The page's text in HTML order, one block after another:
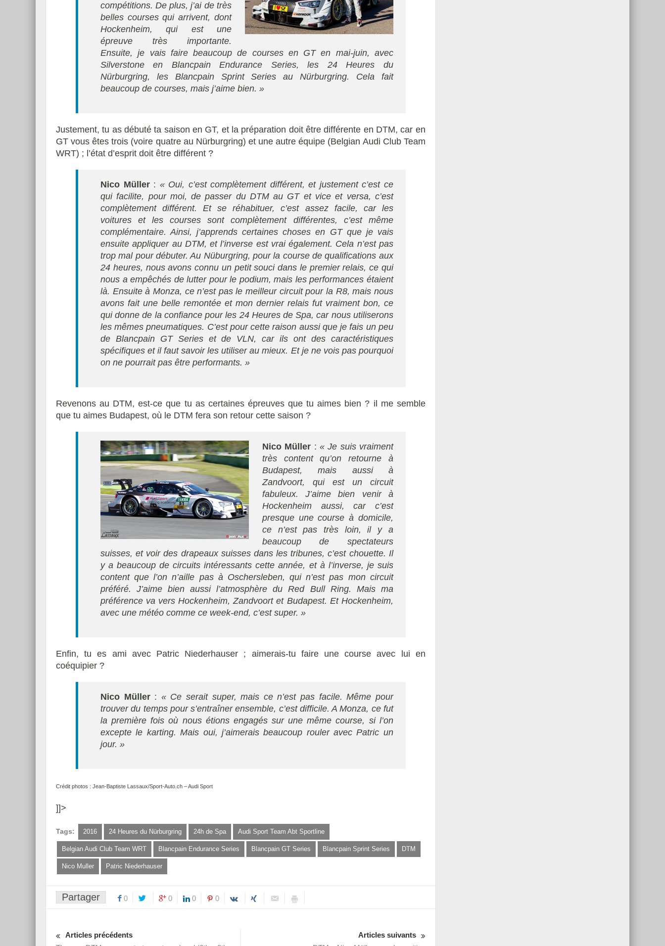
compétitions. De plus, j’ai de très
belles courses qui arrivent, dont
Hockenheim, qui est une
épreuve très importante.
Ensuite, je vais faire beaucoup de courses en GT en mai-juin, avec
Silverstone en Blancpain Endurance Series, les 24 Heures du
Nürburgring, les Blancpain Sprint Series au Nürburgring. Cela fait
beaucoup de courses, mais j’aime bien. »
Justement, tu as débuté ta saison en GT, et la préparation doit être différente en DTM, car en
GT vous êtes trois (voire quatre au Nürburgring) et une autre équipe (Belgian Audi Club Team
WRT) ; l’état d’esprit doit être différent ?
Nico Müller: « Oui, c’est complètement différent, et justement c’est ce
qui facilite, pour moi, de passer du DTM au GT et vice et versa, c’est
complètement différent. Et se réhabituer, c’est assez facile, car les
voitures et les courses sont complètement différentes, c’est même
complémentaire. Ainsi, j’apprends certaines choses en GT que je vais
ensuite appliquer au DTM, et l’inverse est vrai également. Cela n’est pas
trop mal pour débuter. Au Nüburgring, pour la course de qualifications aux
24 heures, nous avons connu un petit souci dans le premier relais, ce qui
nous a empêchés de lutter pour le podium, mais les performances étaient
là. Ensuite à Monza, ce n’est pas le meilleur circuit pour la R8, mais nous
avons fait une belle remontée et mon dernier relais fut vraiment bon, ce
qui donne de la confiance pour les 24 Heures de Spa, car nous utiliserons
les mêmes pneumatiques. C’est pour cette raison aussi que je fais un peu
de Blancpain GT Series et de VLN, car ils ont des caractéristiques
spécifiques et il faut savoir les utiliser au mieux. Et je ne vois pas pourquoi
on ne pourrait pas être performants. »
Revenons au DTM, est-ce que tu as certaines épreuves que tu aimes bien ? il me semble
que tu aimes Budapest, où le DTM fera son retour cette saison ?
Nico Müller : « Je suis vraiment
très content qu’on retourne à
Budapest, mais aussi à
Zandvoort, qui est un circuit
fabuleux. J’aime bien venir à
Hockenheim aussi, car c’est
presque une course à domicile,
ce n’est pas très loin, il y a
beaucoup de spectateurs
suisses, et voir des drapeaux suisses dans les tribunes, c’est chouette. Il
y a beaucoup de circuits intéressants cette année, et à l’inverse, je suis
content que l’on n’aille pas à Oschersleben, qui n’est pas mon circuit
préféré. J’aime bien aussi l’atmosphère du Red Bull Ring. Mais ma
préférence va vers Hockenheim, Zandvoort et Budapest. Et Hockenheim,
avec une météo comme ce week-end, c’est super. »
Enfin,‭ ‬tu es ami avec Patric Niederhauser ; ‬aimerais-tu faire une course avec lui en
coéquipier ‭?
Nico Müller: « Ce serait super, mais ce n’est pas facile.‭ ‬Même pour
trouver du temps pour s’entraîner ensemble, c’est difficile.‭ ‬A Monza,‭ ‬ce fut
la première fois où nous étions engagés sur une même course, si l’on
excepte le karting.‭ ‬Mais oui, j’aimerais beaucoup‭ ‬rouler avec Patric un
jour. »
Crédit photos : Jean-Baptiste Lassaux/Sport-Auto.ch – Audi Sport
]]>
Tags: 2016 24 Heures du Nürburgring 24h de Spa ‭Audi Sport Team Abt Sportline
Belgian Audi Club Team WRT Blancpain Endurance Series Blancpain GT Series Blancpain Sprint Series DTM
Nico Muller ‬Patric Niederhauser
Partager 0 0 0 0
Articles précédents
Articles suivants